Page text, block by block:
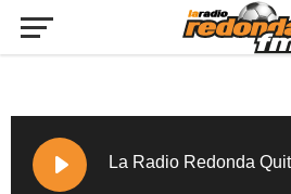
La Radio Redonda